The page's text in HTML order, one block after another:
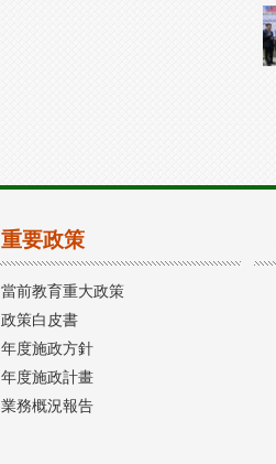
重要政策
當前教育重大政策
政策白皮書
年度施政方針
年度施政計畫
業務概況報告